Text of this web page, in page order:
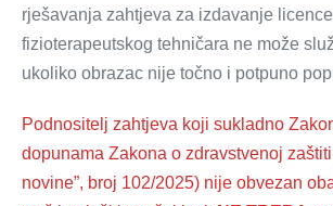
rješavanja zahtjeva za izdavanje
fizioterapeutskog tehničara ne može
ukoliko obrazac nije točno i potpuno
Podnositelj zahtjeva koji sukladno
dopunama Zakona o zdravstvenoj
novine”, broj 102/2025) nije obvezan